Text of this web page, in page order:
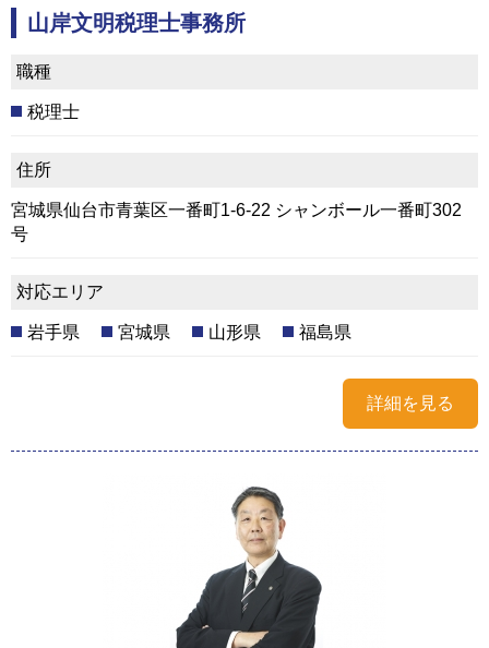
山岸文明税理士事務所
職種
税理士
住所
宮城県仙台市青葉区一番町1-6-22 シャンボール一番町302
号
対応エリア
岩手県 宮城県 山形県 福島県
詳細を見る